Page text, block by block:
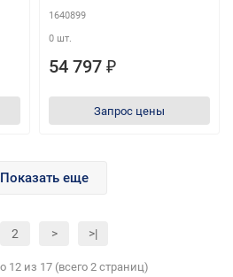
1640899
0 шт.
54 797 ₽
Запрос цены
Показать еще
2 > >|
12 из 17 (всего 2 страниц)